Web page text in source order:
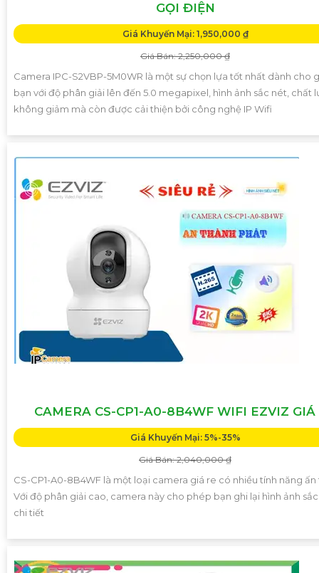
GỌI ĐIỆN
Giá Khuyến Mại: 1,950,000 ₫
Giá Bán: 2,250,000 ₫
Camera IPC-S2VBP-5M0WR là một sự chọn lựa tốt nhất dành cho
bạn với độ phân giải lên đến 5.0 megapixel, hình ảnh sắc nét, chất
không giảm mà còn được cải thiện bởi công nghệ IP Wifi
CAMERA CS-CP1-A0-8B4WF WIFI EZVIZ GIÁ
Giá Khuyến Mại: 5%-35%
Giá Bán: 2,040,000 ₫
CS-CP1-A0-8B4WF là một loại camera giá re có nhiều tính năng
Với độ phân giải cao, camera này cho phép bạn ghi lại hình ảnh
chi tiết